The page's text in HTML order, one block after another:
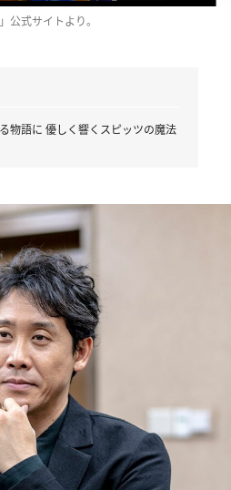
公式サイトより。
物語に 優しく響くスピッツの魔法